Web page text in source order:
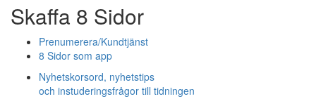
Skaffa 8 Sidor
Prenumerera/Kundtjänst
8 Sidor som app
Nyhetskorsord, nyhetstips
och instuderingsfrågor till tidningen